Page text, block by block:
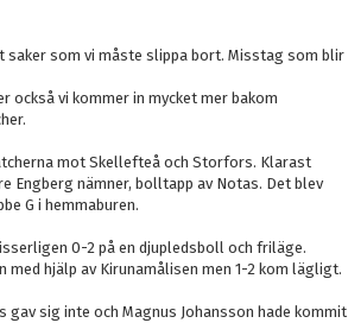
saker som vi måste slippa bort. Misstag som blir
också vi kommer in mycket mer bakom
mot Skellefteå och Storfors. Klarast
Engberg nämner, bolltapp av Notas. Det blev
G i hemmaburen.
0-2 på en djupledsboll och friläge.
hjälp av Kirunamålisen men 1-2 kom lägligt.
gav sig inte och Magnus Johansson hade kommit